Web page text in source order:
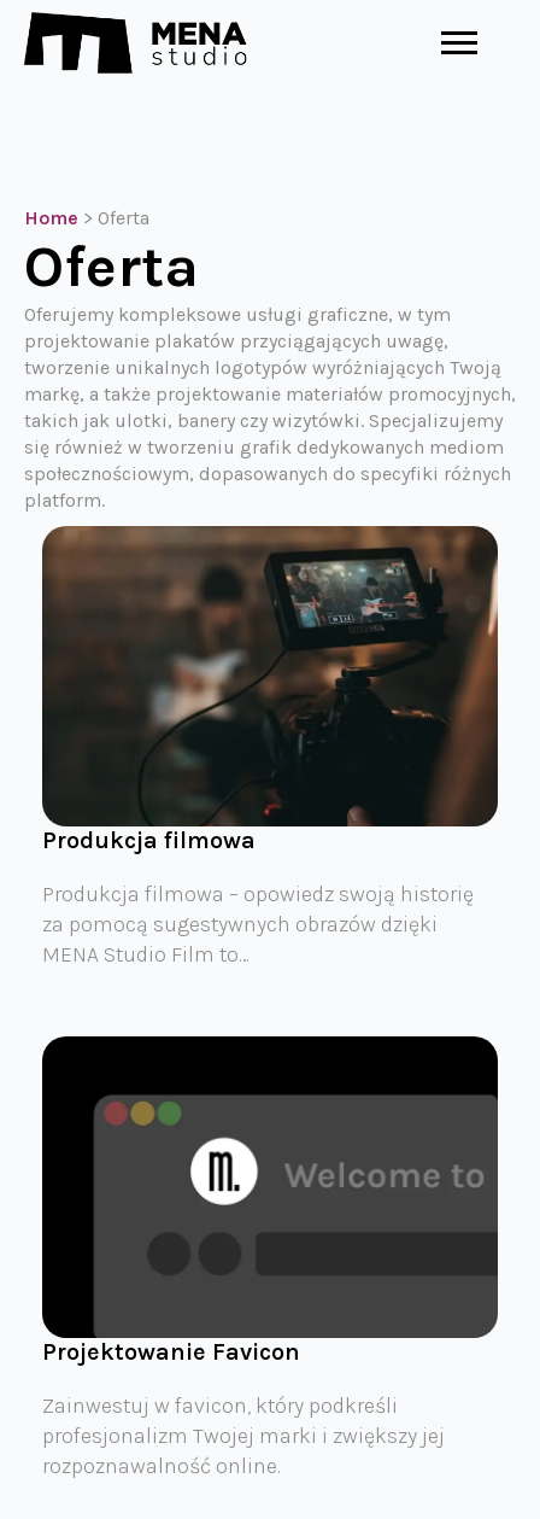
Home > Oferta
Oferta
Oferujemy kompleksowe usługi graficzne, w tym
projektowanie plakatów przyciągających uwagę,
tworzenie unikalnych logotypów wyróżniających Twoją
markę, a także projektowanie materiałów promocyjnych,
takich jak ulotki, banery czy wizytówki. Specjalizujemy
się również w tworzeniu grafik dedykowanych mediom
społecznościowym, dopasowanych do specyfiki różnych
platform.
Produkcja filmowa
Produkcja filmowa – opowiedz swoją historię
za pomocą sugestywnych obrazów dzięki
MENA Studio Film to…
Projektowanie Favicon
Zainwestuj w favicon, który podkreśli
profesjonalizm Twojej marki i zwiększy jej
rozpoznawalność online.